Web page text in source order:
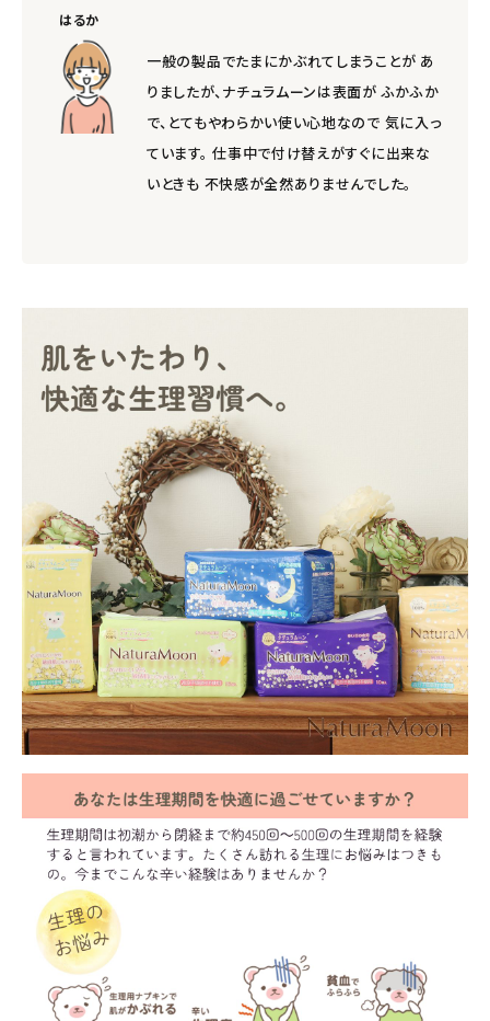
はるか
一般の製品でたまにかぶれてしまうことが あ
りましたが、ナチュラムーンは表面が ふかふか
で、とてもやわらかい使い心地なので 気に入っ
ています。 仕事中で付け替えがすぐに出来な
いときも 不快感が全然ありませんでした。